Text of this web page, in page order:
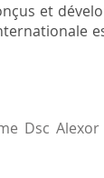
et
Dsc